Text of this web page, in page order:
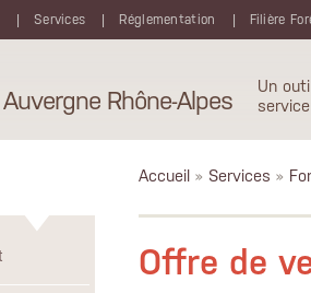
Services Réglementation Filière
Auvergne Rhône-Alpes
Un
Accueil » Services »
Offre de